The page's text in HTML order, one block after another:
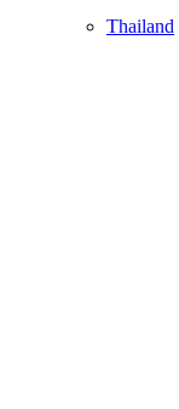
Thailand